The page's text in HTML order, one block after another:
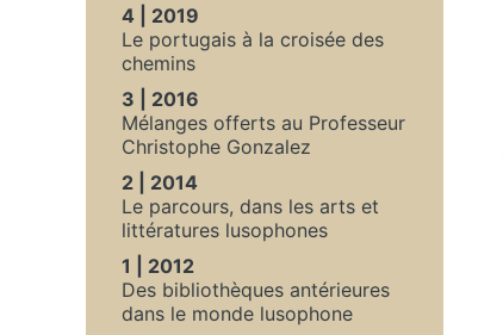
4 | 2019
Le portugais à la croisée des
chemins
3 | 2016
Mélanges offerts au Professeur
Christophe Gonzalez
2 | 2014
Le parcours, dans les arts et
littératures lusophones
1 | 2012
Des bibliothèques antérieures
dans le monde lusophone